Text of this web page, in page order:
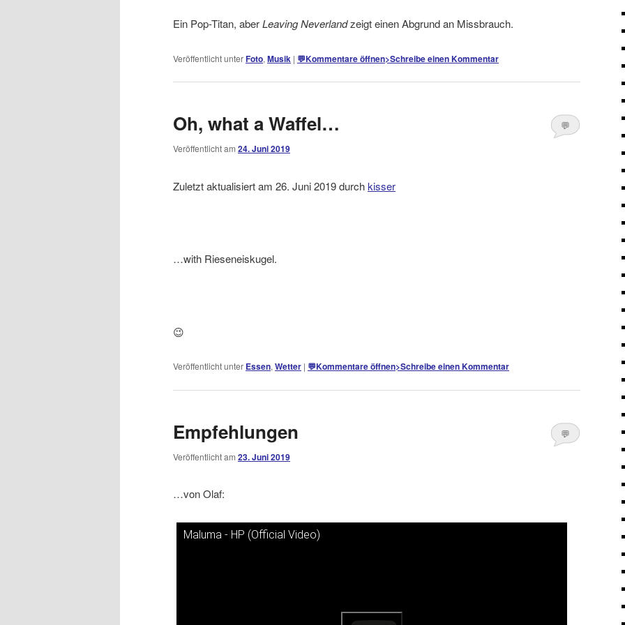
Ein Pop-Titan, aberLeaving Neverlandzeigt einen Abgrund an Missbrauch.
Veröffentlicht unterFoto, Musik | 💬Kommentare öffnen>Schreibe einen Kommentar
Oh, what a Waffel…
Veröffentlicht am 24. Juni 2019
💬
Zuletzt aktualisiert am 26. Juni 2019 durchkisser
…with Rieseneiskugel.
😉
Veröffentlicht unter Essen,Wetter | 💬Kommentare öffnen>Schreibe einen Kommentar
Empfehlungen
Veröffentlicht am 23. Juni 2019
💬
…von Olaf:
Maluma - HP (Official Video)